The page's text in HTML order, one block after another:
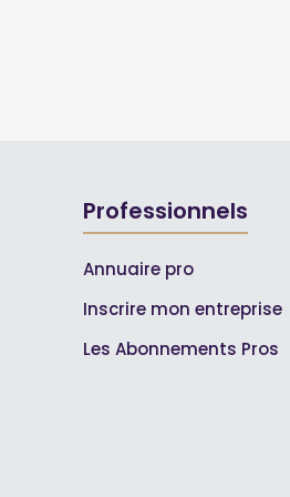
Professionnels
Annuaire pro
Inscrire mon entreprise
Les Abonnements Pros